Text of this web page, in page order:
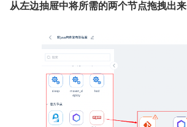
从左边抽屉中将所需的两个节点拖拽出来